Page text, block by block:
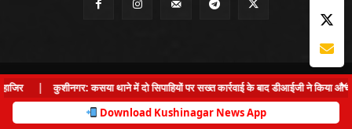
© Kushinagar Live - 2022
Home About us Privacy Policy Contact us
×
|
कुशीनगर: कसया थाने में दो सिपाहियों पर सख्त कार्रवाई के बाद डीआईजी ने किया औचक
Download Kushinagar News App